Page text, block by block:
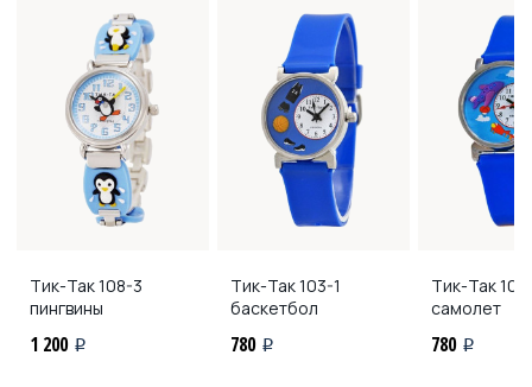
Тик-Так108-3
пингвины
1 200 i
Тик-Так103-1
баскетбол
780 i
Тик-Так
самолет
780 i